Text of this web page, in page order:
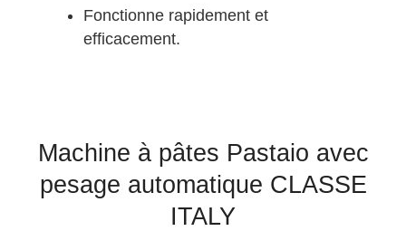
Fonctionne rapidement et
efficacement.
Machine à pâtes Pastaio avec
pesage automatique CLASSE
ITALY